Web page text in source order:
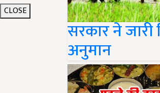
CLOSE
सरकार ने
अनुमान